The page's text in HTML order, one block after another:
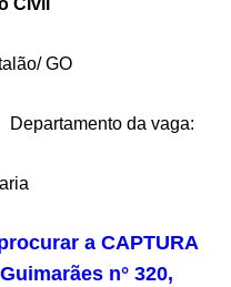
Civil
GO
da vaga:
a CAPTURA
n° 320,